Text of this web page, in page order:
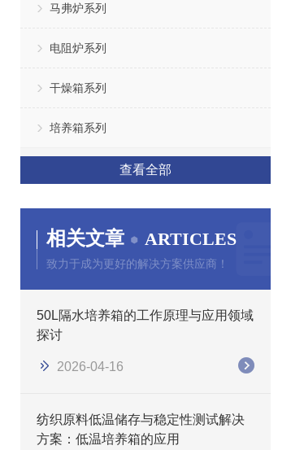
马弗炉系列
电阻炉系列
干燥箱系列
培养箱系列
查看全部
相关文章 ARTICLES
致力于成为更好的解决方案供应商！
50L隔水培养箱的工作原理与应用领域
探讨
2026-04-16
纺织原料低温储存与稳定性测试解决
方案：低温培养箱的应用